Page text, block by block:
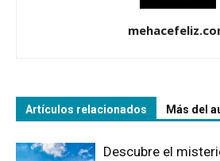
Artículos relacionados Más del
Descubre el